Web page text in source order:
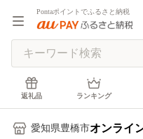
Pontaポイントでふるさと納税
返礼品 ランキング
愛知県豊橋市オンライ